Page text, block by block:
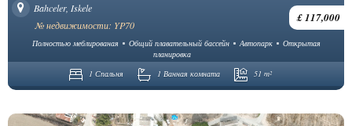
Bahceler, Iskele
£ 117,000
№ недвижимости: YP70
Полностью меблированая Общий плавательный бассейн Автопарк
Открытая
планировка
1 Спальня
1 Ванная комната 51 m²